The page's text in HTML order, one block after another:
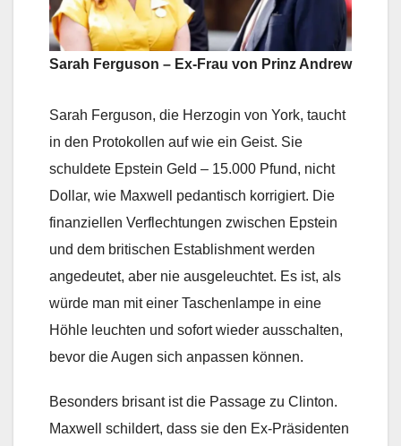
Sarah Ferguson – Ex-Frau von Prinz Andrew
Sarah Ferguson, die Herzogin von York, taucht
in den Protokollen auf wie ein Geist. Sie
schuldete Epstein Geld – 15.000 Pfund, nicht
Dollar, wie Maxwell pedantisch korrigiert. Die
finanziellen Verflechtungen zwischen Epstein
und dem britischen Establishment werden
angedeutet, aber nie ausgeleuchtet. Es ist, als
würde man mit einer Taschenlampe in eine
Höhle leuchten und sofort wieder ausschalten,
bevor die Augen sich anpassen können.
Besonders brisant ist die Passage zu Clinton.
Maxwell schildert, dass sie den Ex-Präsidenten